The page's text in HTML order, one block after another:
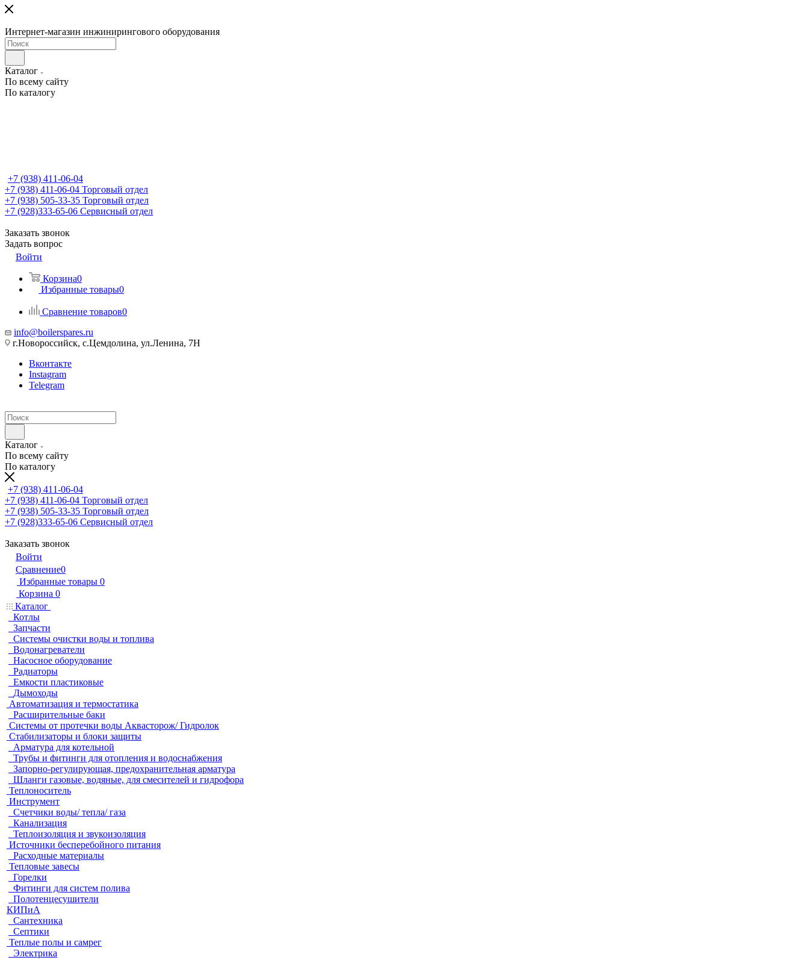
Интернет-магазин инжинирингового оборудования
Каталог
По всему сайту
По каталогу
+7 (938) 411-06-04
+7 (938) 411-06-04 Торговый отдел
+7 (938) 505-33-35 Торговый отдел
+7 (928)333-65-06 Сервисный отдел
Заказать звонок
Задать вопрос
Войти
Корзина0
Избранные товары0
Сравнение товаров0
info@boilerspares.ru
г.Новороссийск, с.Цемдолина, ул.Ленина, 7Н
Вконтакте
Instagram
Telegram
Каталог
По всему сайту
По каталогу
+7 (938) 411-06-04
+7 (938) 411-06-04 Торговый отдел
+7 (938) 505-33-35 Торговый отдел
+7 (928)333-65-06 Сервисный отдел
Заказать звонок
Войти
Сравнение0
Избранные товары 0
Корзина 0
Каталог
Котлы
Запчасти
Системы очистки воды и топлива
Водонагреватели
Насосное оборудование
Радиаторы
Емкости пластиковые
Дымоходы
Автоматизация и термостатика
Расширительные баки
Системы от протечки воды Аквасторож/ Гидролок
Стабилизаторы и блоки защиты
Арматура для котельной
Трубы и фитинги для отопления и водоснабжения
Запорно-регулирующая, предохранительная арматура
Шланги газовые, водяные, для смесителей и гидрофора
Теплоноситель
Инструмент
Счетчики воды/ тепла/ газа
Канализация
Теплоизоляция и звукоизоляция
Источники бесперебойного питания
Расходные материалы
Тепловые завесы
Горелки
Фитинги для систем полива
Полотенцесушители
КИПиА
Сантехника
Септики
Теплые полы и самрег
Электрика